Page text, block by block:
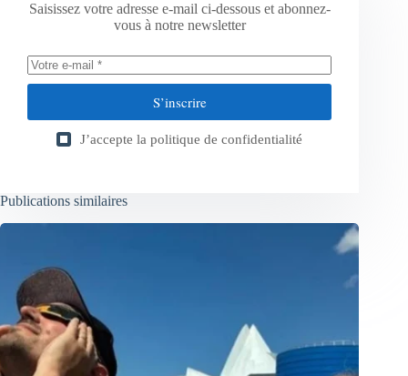
Saisissez votre adresse e-mail ci-dessous et abonnez-
vous à notre newsletter
S’inscrire
J’accepte la politique de confidentialité
Publications similaires